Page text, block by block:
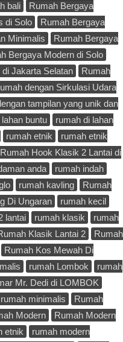
bali
Rumah Bergaya
di Solo
Rumah Bergaya
Minimalis
Rumah Bergaya
Bergaya Modern di Solo
Jakarta Selatan
Rumah
dengan Sirkulasi Udara
tampilan yang unik dan
buntu
rumah di lahan
rumah etnik
rumah etnik
Rumah Hook Klasik 2 Lantai di
anda
rumah indah
rumah kavling
Rumah
Di Ungaran
rumah kecil
lantai rumah klasik
rumah
Klasik Lantai 2
Rumah
Rumah Kos Mewah Di
rumah Lombok
rumah
Mr. Dedi di LOMBOK
rumah minimalis
Rumah
Modern
Rumah Modern
etnik
rumah modern